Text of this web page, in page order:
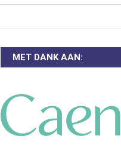
MET DANK AAN: